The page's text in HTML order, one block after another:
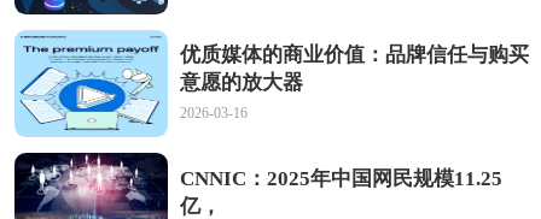
优质媒体的商业价值：品牌信任与购买
意愿的放大器
2026-03-16
CNNIC：2025年中国网民规模11.25
亿，